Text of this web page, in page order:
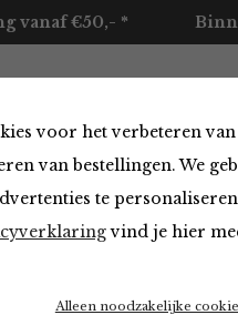
voor het verbeteren van
van bestellingen. We
te
vind je hier
Alleen noodzakelijke
vanaf €50,- *
Merken Over ons
hoog)